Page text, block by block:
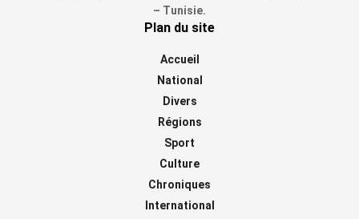
– Tunisie.
Plan du site
Accueil
National
Divers
Régions
Sport
Culture
Chroniques
International